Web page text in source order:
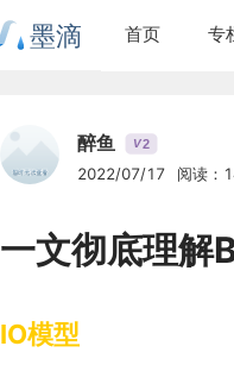
墨滴 首页 专
醉鱼 V2
2022/07/17 阅读：
一文彻底理解
IO模型